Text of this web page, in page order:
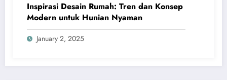
Inspirasi Desain Rumah: Tren dan Konsep
Modern untuk Hunian Nyaman
January 2, 2025